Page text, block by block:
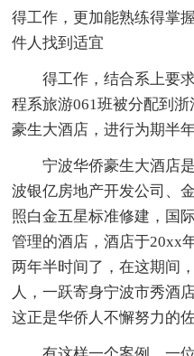
得工作，更加能熟练得掌
件人找到适宜
得工作，结合系上要求
程系旅游061班被分配到
豪生大酒店，进行为期半
宁波华侨豪生大酒店是
波银亿房地产开发公司、
照白金五星标准修建，国
管理的酒店，酒店于20xx
两年半时间了，在这期间
人，一跃寄身宁波市秀酒
这正是华侨人不懈努力的佐